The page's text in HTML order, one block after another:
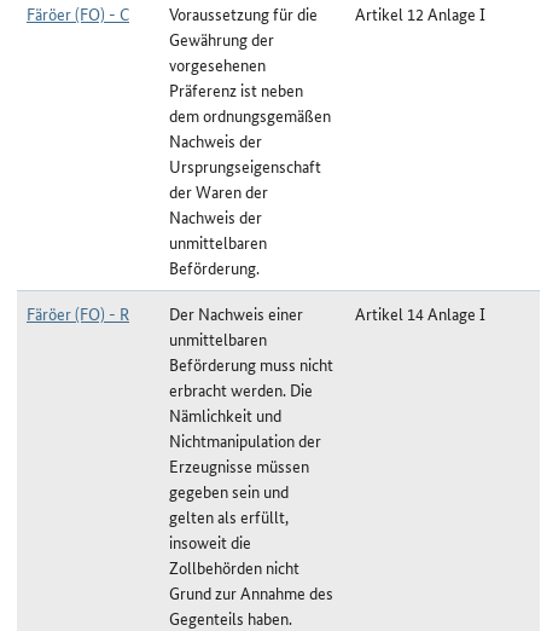
Färöer (FO) - C
Voraussetzung für die
Gewährung der
vorgesehenen
Präferenz ist neben
dem ordnungsgemäßen
Nachweis der
Ursprungseigenschaft
der Waren der
Nachweis der
unmittelbaren
Beförderung.
Artikel 12 Anlage I
Färöer (FO) - R
Der Nachweis einer
unmittelbaren
Beförderung muss nicht
erbracht werden. Die
Nämlichkeit und
Nichtmanipulation der
Erzeugnisse müssen
gegeben sein und
gelten als erfüllt,
insoweit die
Zollbehörden nicht
Grund zur Annahme des
Gegenteils haben.
Artikel 14 Anlage I